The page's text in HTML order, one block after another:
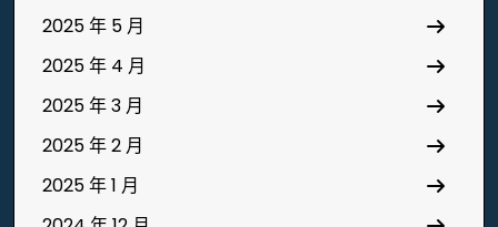
2025 年 5 月
2025 年 4 月
2025 年 3 月
2025 年 2 月
2025 年 1 月